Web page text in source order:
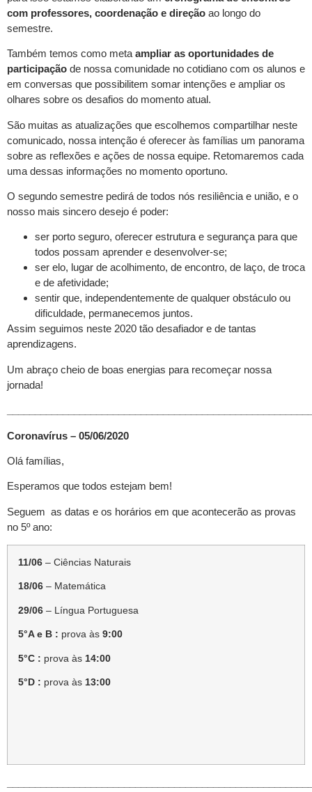
com professores, coordenação e direção ao longo do
semestre.
Também temos como meta ampliar as oportunidades de
participação de nossa comunidade no cotidiano com os alunos e
em conversas que possibilitem somar intenções e ampliar os
olhares sobre os desafios do momento atual.
São muitas as atualizações que escolhemos compartilhar neste
comunicado, nossa intenção é oferecer às famílias um panorama
sobre as reflexões e ações de nossa equipe. Retomaremos cada
uma dessas informações no momento oportuno.
O segundo semestre pedirá de todos nós resiliência e união, e o
nosso mais sincero desejo é poder:
ser porto seguro, oferecer estrutura e segurança para que
todos possam aprender e desenvolver-se;
ser elo, lugar de acolhimento, de encontro, de laço, de troca
e de afetividade;
sentir que, independentemente de qualquer obstáculo ou
dificuldade, permanecemos juntos.
Assim seguimos neste 2020 tão desafiador e de tantas
aprendizagens.
Um abraço cheio de boas energias para recomeçar nossa
jornada!
Coronavírus – 05/06/2020
Olá famílias,
Esperamos que todos estejam bem!
Seguem as datas e os horários em que acontecerão as provas
no 5º ano:
11/06 – Ciências Naturais
18/06 – Matemática
29/06 – Língua Portuguesa
5°A e B : prova às 9:00
5°C : prova às 14:00
5°D : prova às 13:00